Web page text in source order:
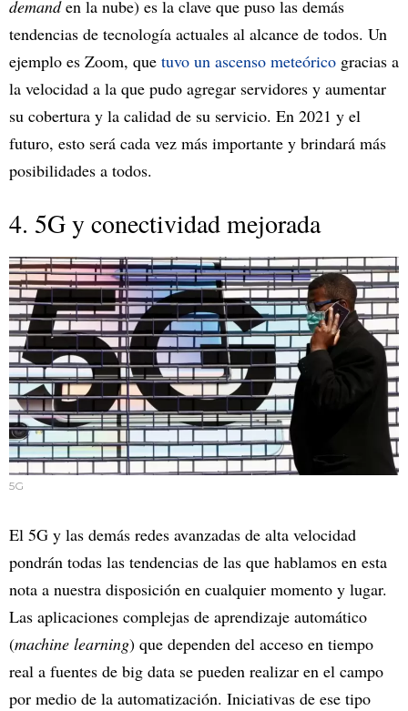
demanden la nube) es la clave que puso las demás
tendencias de tecnología actuales al alcance de todos. Un
ejemplo es Zoom, que tuvo un ascenso meteórico gracias a
la velocidad a la que pudo agregar servidores y aumentar
su cobertura y la calidad de su servicio. En 2021 y el
futuro, esto será cada vez más importante y brindará más
posibilidades a todos.
4. 5G y conectividad mejorada
5G
El 5G y las demás redes avanzadas de alta velocidad
pondrán todas las tendencias de las que hablamos en esta
nota a nuestra disposición en cualquier momento y lugar.
Las aplicaciones complejas de aprendizaje automático
(machine learning) que dependen del acceso en tiempo
real a fuentes de big data se pueden realizar en el campo
por medio de la automatización. Iniciativas de ese tipo